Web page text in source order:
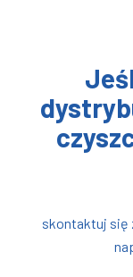
skontaktuj się